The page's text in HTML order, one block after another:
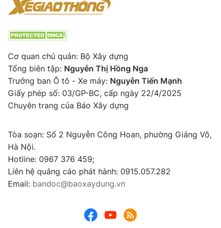
Cơ quan chủ quản: Bộ Xây dựng
Tổng biên tập: Nguyễn Thị Hồng Nga
Trưởng ban Ô tô - Xe máy: Nguyễn Tiến Mạnh
Giấy phép số: 03/GP-BC, cấp ngày 22/4/2025
Chuyên trang của Báo Xây dựng
Tòa soạn: Số 2 Nguyễn Công Hoan, phường Giảng Võ,
Hà Nội.
Hotline: 0967 376 459;
Liên hệ quảng cáo phát hành: 0915.057.282
Email: bandoc@baoxaydung.vn